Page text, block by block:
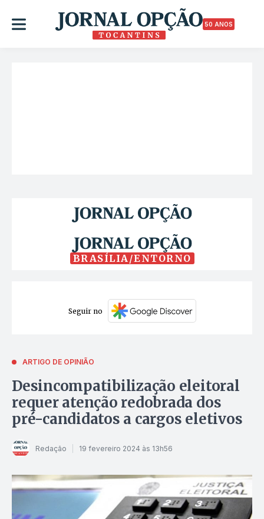
50 ANOS
BRASÍLIA/ENTORNO
Seguir no
ARTIGO DE OPINIÃO
Desincompatibilização eleitoral
requer atenção redobrada dos
pré-candidatos a cargos eletivos
Redação 19 fevereiro 2024 às 13h56